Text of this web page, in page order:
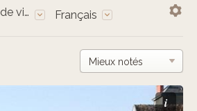
Style de vie Français
i